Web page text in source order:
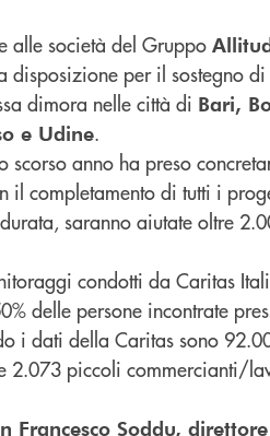
alle società del Gruppo
disposizione per il sostegno
dimora nelle città di Bari,
e Udine.
anno ha preso
il completamento di tutti i
saranno aiutate oltre
condotti da Caritas
delle persone incontrate
i dati della Caritas sono
2.073 piccoli commercianti/
Francesco Soddu,